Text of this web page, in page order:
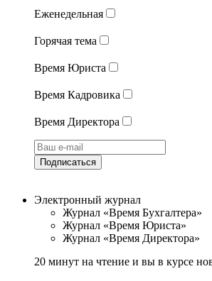
Еженедельная
Горячая тема
Время Юриста
Время Кадровика
Время Директора
Подписаться
Электронный журнал
Журнал «Время Бухгалтера»
Журнал «Время Юриста»
Журнал «Время Директора»
20 минут на чтение и вы в курсе